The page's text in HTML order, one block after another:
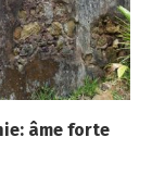
âme forte